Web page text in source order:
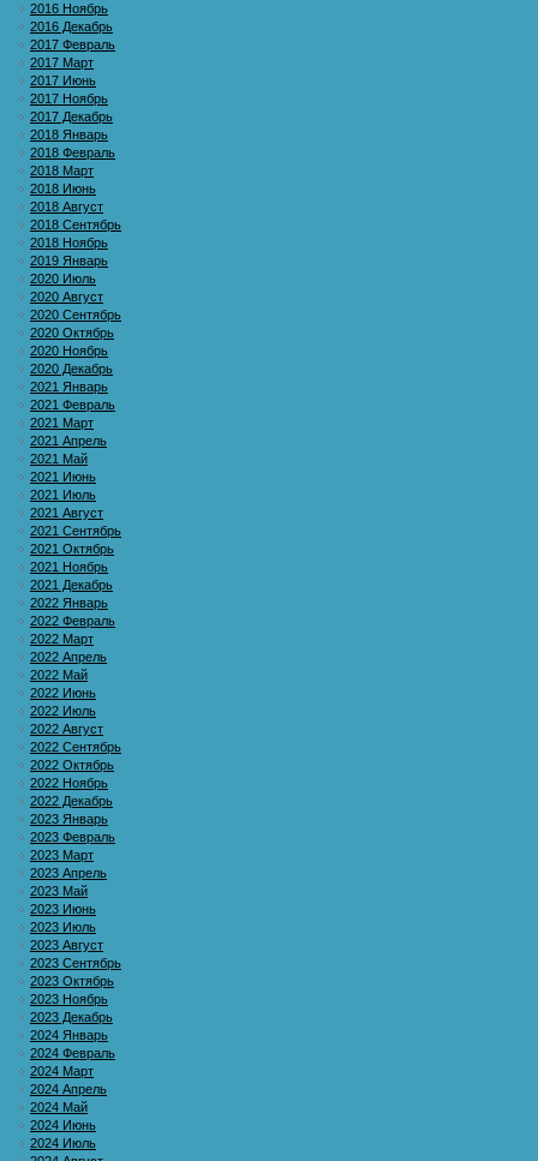
2016 Ноябрь
2016 Декабрь
2017 Февраль
2017 Март
2017 Июнь
2017 Ноябрь
2017 Декабрь
2018 Январь
2018 Февраль
2018 Март
2018 Июнь
2018 Август
2018 Сентябрь
2018 Ноябрь
2019 Январь
2020 Июль
2020 Август
2020 Сентябрь
2020 Октябрь
2020 Ноябрь
2020 Декабрь
2021 Январь
2021 Февраль
2021 Март
2021 Апрель
2021 Май
2021 Июнь
2021 Июль
2021 Август
2021 Сентябрь
2021 Октябрь
2021 Ноябрь
2021 Декабрь
2022 Январь
2022 Февраль
2022 Март
2022 Апрель
2022 Май
2022 Июнь
2022 Июль
2022 Август
2022 Сентябрь
2022 Октябрь
2022 Ноябрь
2022 Декабрь
2023 Январь
2023 Февраль
2023 Март
2023 Апрель
2023 Май
2023 Июнь
2023 Июль
2023 Август
2023 Сентябрь
2023 Октябрь
2023 Ноябрь
2023 Декабрь
2024 Январь
2024 Февраль
2024 Март
2024 Апрель
2024 Май
2024 Июнь
2024 Июль